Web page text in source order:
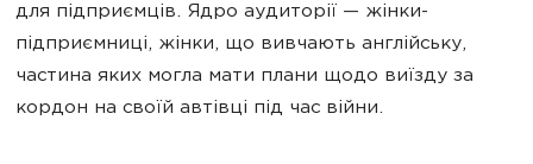
для підприємців. Ядро аудиторії — жінки-
підприємниці, жінки, що вивчають англійську,
частина яких могла мати плани щодо виїзду за
кордон на своїй автівці під час війни.